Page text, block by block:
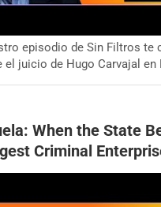
episodio de Sin Filtros te
el juicio de Hugo Carvajal en
When the State
Criminal